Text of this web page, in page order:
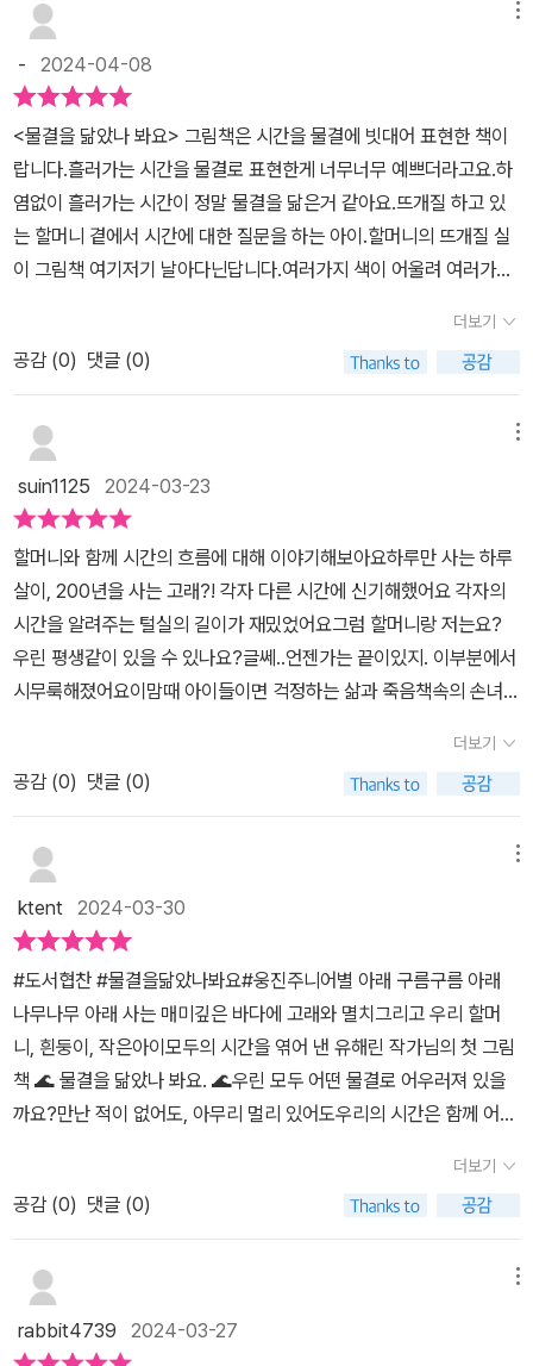
진 시간은 다 다르단다.그래도 할머니랑 흰둥이는 나랑 평생 같이 있
을 거죠?'-본문 내용 중-이 문장에서 느껴지는 서로에 대한 애틋함과
이별에 대한 막연한 두려움이 애잔하게 다가옵니다.누구나 사랑하는
가족과의 이별은 두렵고 상상조차 하기 싫잖아요. 그 마음이 고스란
히 전해집니다.할머니는 손녀의 마음을 알고현명한 대답을 해주네요.
서로 다른 색의 실들이 얽히고 연결되어 있듯만남과 이별은 끊임없이
이어지겠지요.그림책을 읽는내내 저도 갖고있는 소중한 할머니와의
추억그리고 헤어지고싶지않은 마음할머니의 사랑이 떠오르면서마음
이 뭉클해집니다.#물결을닮았나봐요 #유해린 글그림 #웅진주니어#
- 2024-04-08
<물결을 닮았나 봐요> 그림책은 시간을 물결에 빗대어 표현한 책이
랍니다.흘러가는 시간을 물결로 표현한게 너무너무 예쁘더라고요.하
염없이 흘러가는 시간이 정말 물결을 닮은거 같아요.뜨개질 하고 있
는 할머니 곁에서 시간에 대한 질문을 하는 아이.할머니의 뜨개질 실
이 그림책 여기저기 날아다닌답니다.여러가지 색이 어울려 여러가지
에 있는 모든 것들은 각자만의 시간을 가지고 있고 각자 가지고 있는
시간의 속도는 다르지만 그 시간들이 함께 어우러져 우리는 지내고
있죠.다른 사람들과 함께 시간을 보냈을 때 더 의미있는 시간이 된다
는 걸 보여주는 그림책이었습니다.따뜻하고 귀여운 그림체로 아이의
을 일깨워주는 그림책이었어요.아이와 함께 읽어보기 좋은 그림책이
랍니다!*본 서평은 출판사로부터 책을 제공받아 직접 읽고 작성되었
습니다.
더보기
공감 (0) 댓글 (0)
suin1125 2024-03-23
할머니와 함께 시간의 흐름에 대해 이야기해보아요하루만 사는 하루
살이, 200년을 사는 고래?! 각자 다른 시간에 신기해했어요 각자의
시간을 알려주는 털실의 길이가 재밌었어요그럼 할머니랑 저는요?
우린 평생같이 있을 수 있나요?글쎄..언젠가는 끝이있지. 이부분에서
시무룩해졌어요이맘때 아이들이면 걱정하는 삶과 죽음책속의 손녀처
장을 넘기면 할머니가 우리의 시간들은 함께 어우려져있다고 알려줘
요 다양한 색으로 예쁜 모양으로 한데 모여있으니 멋진 그림같았어요
오르락내리락 자신만의 물결로 흘러가요 우리가 함께있는 지금시간
이 소중하고 아름다운 시간이라는걸 다시한번 알려주었어요 책소개
성이 대단하신것같아요 괜히 촉감책인듯 따라 만져보게되요 따뜻한
그림과 정성이 돋보이는 책 추천해요
더보기
공감 (0) 댓글 (0)
ktent 2024-03-30
#도서협찬 #물결을닮았나봐요#웅진주니어별 아래 구름구름 아래
나무나무 아래 사는 매미깊은 바다에 고래와 멸치그리고 우리 할머
니, 흰둥이, 작은아이모두의 시간을 엮어 낸 유해린 작가님의 첫 그림
책 🌊 물결을 닮았나 봐요. 🌊우린 모두 어떤 물결로 어우러져 있을
까요?만난 적이 없어도, 아무리 멀리 있어도우리의 시간은 함께 어우
녀구름도, 나무도 별들도 언젠가는 끝이 있어요.우리의 삶이 잔잔하
게 흐르는 물결처럼때론 휘몰아치는 파도처럼 시간은 흘러가고있어
요. 멈출수 없는 우리 모두의 시간을 아름답게 표현한 그림책 물결을
닮았나봐요. 슬픔도 기쁨도 우리가 함께하는 시간에 물결처럼 밀려오
겠죠.발을 담그고 가만히 바라보며 물결을 느껴봅니다.흘러온 시간들
과 흘러갈 시간들이 모두에게 반짝이는 윤슬같기를 바랍니다. 아름다
더보기
공감 (0) 댓글 (0)
rabbit4739 2024-03-27